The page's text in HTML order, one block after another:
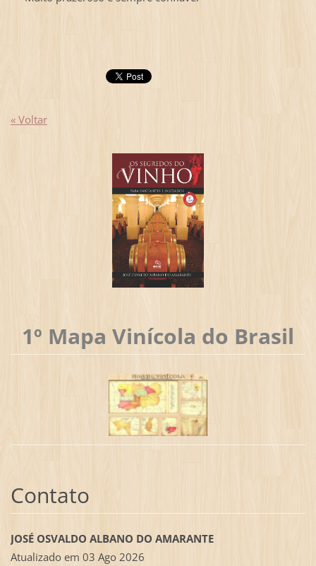
« Voltar
1º Mapa Vinícola do Brasil
Contato
JOSÉ OSVALDO ALBANO DO AMARANTE
Atualizado em 03 Ago 2026